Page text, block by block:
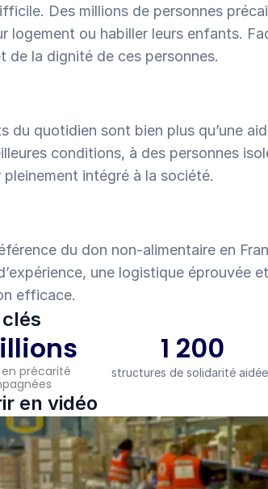
Des millions de personnes
logement ou habiller leurs enfants.
de la dignité de ces personnes.
du quotidien sont bien plus qu’une
conditions, à des personnes
pleinement intégré à la société.
du don non-alimentaire en
une logistique éprouvée
efficace.
précarité
1 200
structures de solidarité
en vidéo